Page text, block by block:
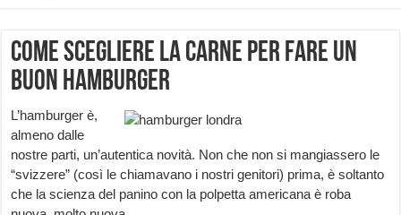
Come scegliere la carne per fare un
buon hamburger
L’hamburger è,
almeno dalle
nostre parti, un’autentica novità. Non che non si mangiassero le
“svizzere” (così le chiamavano i nostri genitori) prima, è soltanto
che la scienza del panino con la polpetta americana è roba